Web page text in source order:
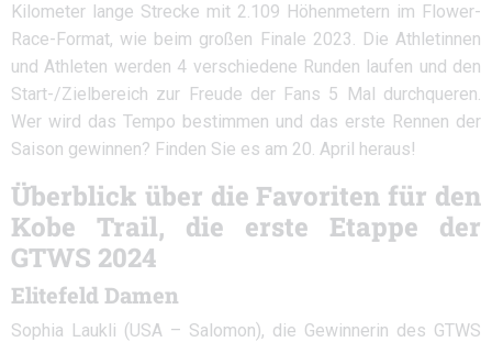
Kilometer lange Strecke mit 2.109 Höhenmetern im Flower-
Race-Format, wie beim großen Finale 2023. Die Athletinnen
und Athleten werden 4 verschiedene Runden laufen und den
Start-/Zielbereich zur Freude der Fans 5 Mal durchqueren.
Wer wird das Tempo bestimmen und das erste Rennen der
Saison gewinnen? Finden Sie es am 20. April heraus!
Überblick über die Favoriten für den
Kobe Trail, die erste Etappe der
GTWS 2024
Elitefeld Damen
Sophia Laukli (USA – Salomon), die Gewinnerin des GTWS